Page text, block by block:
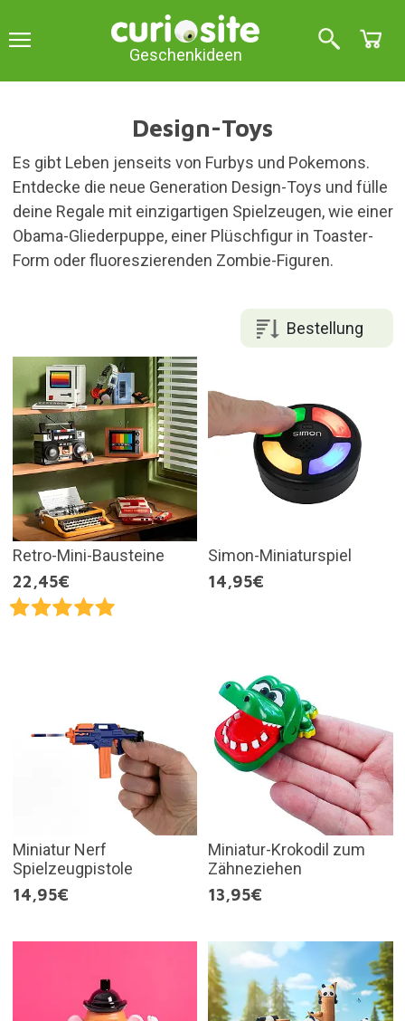
Geschenkideen
Design-Toys
Es gibt Leben jenseits von Furbys und Pokemons.
Entdecke die neue Generation Design-Toys und fülle
deine Regale mit einzigartigen Spielzeugen, wie einer
Obama-Gliederpuppe, einer Plüschfigur in Toaster-
Form oder fluoreszierenden Zombie-Figuren.
Bestellung
Retro-Mini-Bausteine
22,45€
Simon-Miniaturspiel
14,95€
Miniatur Nerf
Spielzeugpistole
14,95€
Miniatur-Krokodil zum
Zähneziehen
13,95€